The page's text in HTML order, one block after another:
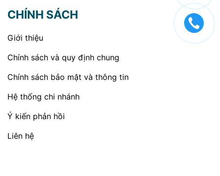
CHÍNH SÁCH
Giới thiệu
Chính sách và quy định chung
Chính sách bảo mật và thông tin
Hệ thống chi nhánh
Ý kiến phản hồi
Liên hệ